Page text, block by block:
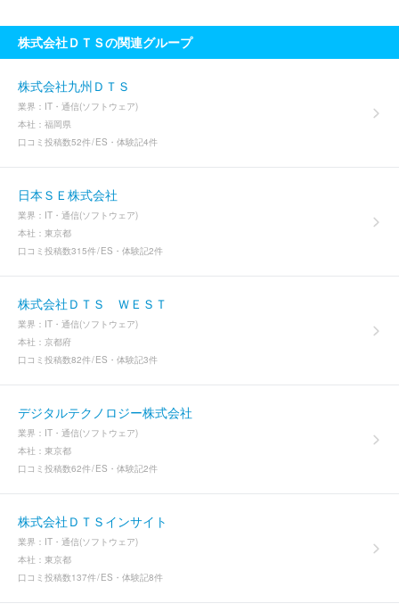
株式会社ＤＴＳの関連グループ
株式会社九州ＤＴＳ
業界： IT・通信(ソフトウェア)
本社： 福岡県
口コミ投稿数52件 ES・体験記4件
日本ＳＥ株式会社
業界： IT・通信(ソフトウェア)
本社： 東京都
口コミ投稿数315件 ES・体験記2件
株式会社ＤＴＳ ＷＥＳＴ
業界： IT・通信(ソフトウェア)
本社： 京都府
口コミ投稿数82件 ES・体験記3件
デジタルテクノロジー株式会社
業界： IT・通信(ソフトウェア)
本社： 東京都
口コミ投稿数62件 ES・体験記2件
株式会社ＤＴＳインサイト
業界： IT・通信(ソフトウェア)
本社： 東京都
口コミ投稿数137件 ES・体験記8件